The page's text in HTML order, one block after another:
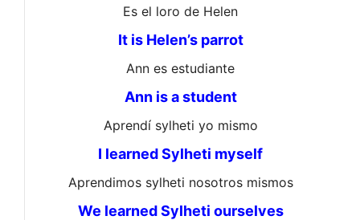
Es el loro de Helen
It is Helen’s parrot
Ann es estudiante
Ann is a student
Aprendí sylheti yo mismo
I learned Sylheti myself
Aprendimos sylheti nosotros mismos
We learned Sylheti ourselves